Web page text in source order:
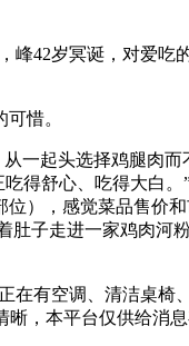
42岁冥诞，对爱吃
惜。
起头选择鸡腿肉
得舒心、吃得大白
），感觉菜品售价
子走进一家鸡肉河
有空调、清洁桌椅
，本平台仅供给消